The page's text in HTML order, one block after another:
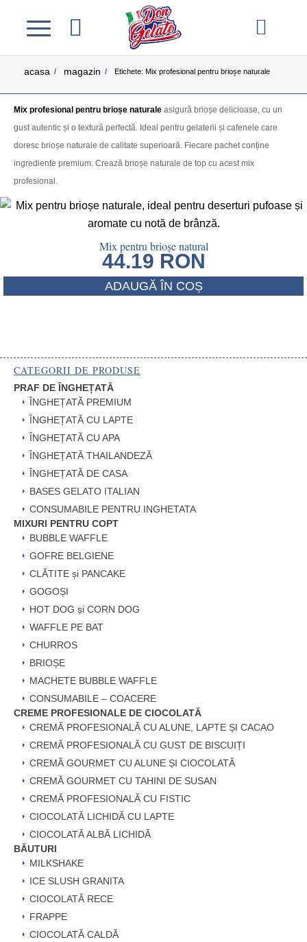
acasa / magazin / Etichete: Mix profesional pentru brioșe naturale
Mix profesional pentru brioșe naturale asigură brioșe delicioase, cu un
gust autentic și o textură perfectă. Ideal pentru gelaterii și cafenele care
doresc brioșe naturale de calitate superioară. Fiecare pachet conține
ingrediente premium. Crează brioșe naturale de top cu acest mix
profesional.
Mix pentru brioșe natural
44.19 RON
ADAUGĂ ÎN COȘ
CATEGORII DE PRODUSE
PRAF DE ÎNGHEȚATĂ
ÎNGHEȚATĂ PREMIUM
ÎNGHEȚATĂ CU LAPTE
ÎNGHEȚATĂ CU APA
ÎNGHEȚATĂ THAILANDEZĂ
ÎNGHEȚATĂ DE CASA
BASES GELATO ITALIAN
CONSUMABILE PENTRU INGHETATA
MIXURI PENTRU COPT
BUBBLE WAFFLE
GOFRE BELGIENE
CLĂTITE și PANCAKE
GOGOȘI
HOT DOG și CORN DOG
WAFFLE PE BAT
CHURROS
BRIOȘE
MACHETE BUBBLE WAFFLE
CONSUMABILE – COACERE
CREME PROFESIONALE DE CIOCOLATĂ
CREMĂ PROFESIONALĂ CU ALUNE, LAPTE ȘI CACAO
CREMĂ PROFESIONALĂ CU GUST DE BISCUIȚI
CREMĂ GOURMET CU ALUNE ȘI CIOCOLATĂ
CREMĂ GOURMET CU TAHINI DE SUSAN
CREMĂ PROFESIONALĂ CU FISTIC
CIOCOLATĂ LICHIDĂ CU LAPTE
CIOCOLATĂ ALBĂ LICHIDĂ
BĂUTURI
MILKSHAKE
ICE SLUSH GRANITA
CIOCOLATĂ RECE
FRAPPE
CIOCOLATĂ CALDĂ